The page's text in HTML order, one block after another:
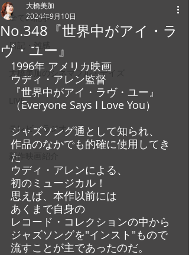
全ての記事
日記・雑感
大橋美加のシネマフル・デイズ
LIVE
テレビ・ラジオ
新作映画紹介
No.348『世界中がアイ・ラ
ヴ・ユー』
大橋美加
2024年9月10日
1996年 アメリカ映画
ウディ・アレン監督
『世界中がアイ・ラヴ・ユー』
（Everyone Says I Love You）
ジャズソング通として知られ、
作品のなかでも的確に使用してき
た
ウディ・アレンによる、
初のミュージカル！
思えば、本作以前には
あくまで自身の
レコード・コレクションの中から
ジャズソングを"インスト"もので
流すことが主であったのだ。